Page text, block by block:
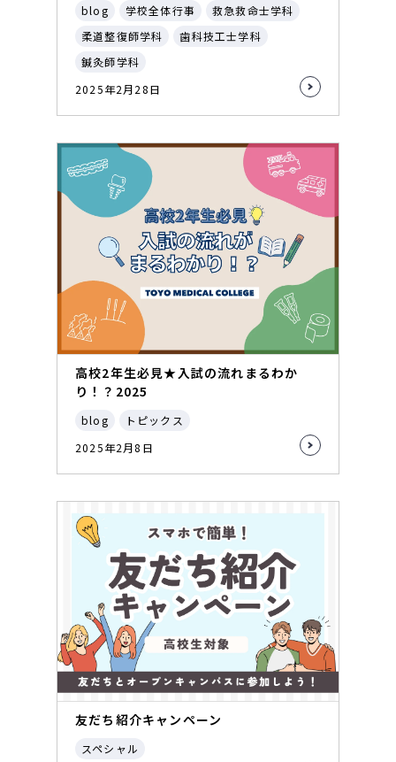
blog 学校全体行事
救急救命士学科
柔道整復師学科
歯科技工士学科
鍼灸師学科
2025年2月28日
高校2年生必見★入試の流れまるわか
り！？2025
blog
トピックス
2025年2月8日
友だち紹介キャンペーン
スペシャル